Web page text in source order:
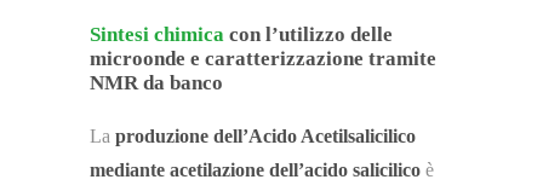
Sintesi chimica con l’utilizzo delle
microonde e caratterizzazione tramite
NMR da banco
La produzione dell’Acido Acetilsalicilico
mediante acetilazione dell’acido salicilico è